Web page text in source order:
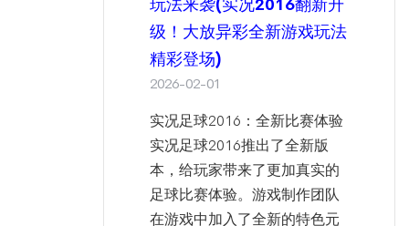
玩法来袭(实况2016翻新升
级！大放异彩全新游戏玩法
精彩登场)
2026-02-01
实况足球2016：全新比赛体验
实况足球2016推出了全新版
本，给玩家带来了更加真实的
足球比赛体验。游戏制作团队
在游戏中加入了全新的特色元